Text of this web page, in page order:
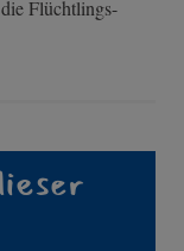
Flüchtlings-